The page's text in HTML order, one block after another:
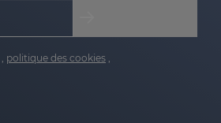
, politique des cookies ,